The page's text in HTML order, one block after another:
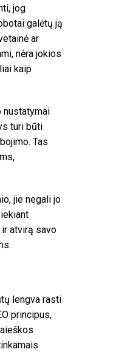
jog
galėtų ją
ar
nėra jokios
kaip
nustatymai
turi būti
Tas
jie negali jo
atvirą savo
lengva rasti
principus,